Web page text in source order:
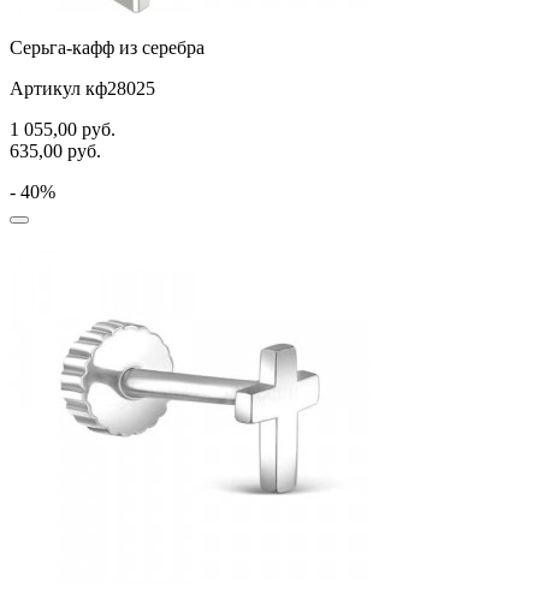
хвост кита
человечки
череп и кости
ящерки
Серьга-кафф из серебра
Артикул кф28025
1 055,00 руб.
635,00 руб.
- 40%